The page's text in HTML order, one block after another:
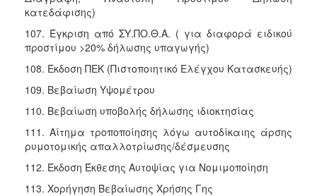
κατεδάφισης)
107. Έγκριση από ΣΥ.ΠΟ.Θ.Α. ( για διαφορά ειδικού
προστίμου >20% δήλωσης υπαγωγής)
108. Έκδοση ΠΕΚ (Πιστοποιητικό Ελέγχου Κατασκευής)
109. Βεβαίωση Υψομέτρου
110. Βεβαίωση υποβολής δήλωσης ιδιοκτησίας
111. Αίτημα τροποποίησης λόγω αυτοδίκαιης άρσης
ρυμοτομικής απαλλοτρίωσης/δέσμευσης
112. Έκδοση Έκθεσης Αυτοψίας για Νομιμοποίηση
113. Χορήγηση Βεβαίωσης Χρήσης Γης